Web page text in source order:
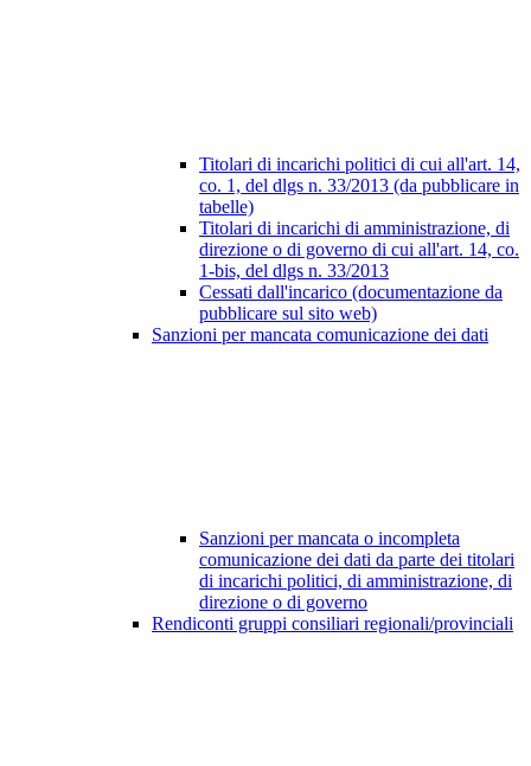
Titolari di incarichi politici di cui all'art. 14,
co. 1, del dlgs n. 33/2013 (da pubblicare in
tabelle)
Titolari di incarichi di amministrazione, di
direzione o di governo di cui all'art. 14, co.
1-bis, del dlgs n. 33/2013
Cessati dall'incarico (documentazione da
pubblicare sul sito web)
Sanzioni per mancata comunicazione dei dati
Sanzioni per mancata o incompleta
comunicazione dei dati da parte dei titolari
di incarichi politici, di amministrazione, di
direzione o di governo
Rendiconti gruppi consiliari regionali/provinciali